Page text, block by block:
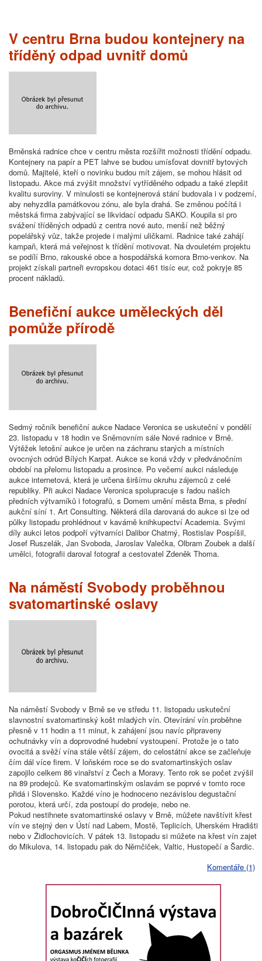
V centru Brna budou kontejnery na
tříděný odpad uvnitř domů
Brněnská radnice chce v centru města rozšířit možnosti třídění odpadu.
Kontejnery na papír a PET lahve se budou umísťovat dovnitř bytových
domů. Majitelé, kteří o novinku budou mít zájem, se mohou hlásit od
listopadu. Akce má zvýšit množství vytříděného odpadu a také zlepšit
kvalitu suroviny. V minulosti se kontejnerová stání budovala i v podzemí,
aby nehyzdila památkovou zónu, ale byla drahá. Se změnou počítá i
městská firma zabývající se likvidací odpadu SAKO. Koupila si pro
svážení tříděných odpadů z centra nové auto, menší než běžný
popelářský vůz, takže projede i malými uličkami. Radnice také zahájí
kampaň, která má veřejnost k třídění motivovat. Na dvouletém projektu
se podílí Brno, rakouské obce a hospodářská komora Brno-venkov. Na
projekt získali partneři evropskou dotaci 461 tisíc eur, což pokryje 85
procent nákladů.
Benefiční aukce uměleckých děl
pomůže přírodě
Sedmý ročník benefiční aukce Nadace Veronica se uskuteční v pondělí
23. listopadu v 18 hodin ve Sněmovním sále Nové radnice v Brně.
Výtěžek letošní aukce je určen na záchranu starých a místních
ovocných odrůd Bílých Karpat. Aukce se koná vždy v předvánočním
období na přelomu listopadu a prosince. Po večerní aukci následuje
aukce internetová, která je určena širšímu okruhu zájemců z celé
republiky. Při aukci Nadace Veronica spolupracuje s řadou našich
předních výtvarníků i fotografů, s Domem umění města Brna, s přední
aukční síní 1. Art Consulting. Některá díla darovaná do aukce si lze od
půlky listopadu prohlédnout v kavárně knihkupectví Academia. Svými
díly aukci letos podpoří výtvarníci Dalibor Chatrný, Rostislav Pospíšil,
Josef Ruszelák, Jan Svoboda, Jaroslav Valečka, Olbram Zoubek a další
umělci, fotografii daroval fotograf a cestovatel Zdeněk Thoma.
Na náměstí Svobody proběhnou
svatomartinské oslavy
Na náměstí Svobody v Brně se ve středu 11. listopadu uskuteční
slavnostní svatomartinský košt mladých vín. Otevírání vín proběhne
přesně v 11 hodin a 11 minut, k zahájení jsou navíc připraveny
ochutnávky vín a doprovodné hudební vystoupení. Protože je o tato
ovocitá a svěží vína stále větší zájem, do celostátní akce se začleňuje
čím dál více firem. V loňském roce se do svatomartinských oslav
zapojilo celkem 86 vinařství z Čech a Moravy. Tento rok se počet zvýšil
na 89 prodejců. Ke svatomartinským oslavám se poprvé v tomto roce
přidá i Slovensko. Každé víno je hodnoceno nezávislou degustační
porotou, která určí, zda postoupí do prodeje, nebo ne.
Pokud nestihnete svatomartinské oslavy v Brně, můžete navštívit křest
vín ve stejný den v Ústí nad Labem, Mostě, Teplicích, Uherském Hradišti
nebo v Židlochovicích. V pátek 13. listopadu si můžete na křest vín zajet
do Mikulova, 14. listopadu pak do Němčiček, Valtic, Hustopečí a Šardic.
Komentáře (1)